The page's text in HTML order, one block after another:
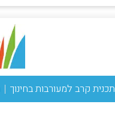
תכנית קרב למעורבות בחינוך